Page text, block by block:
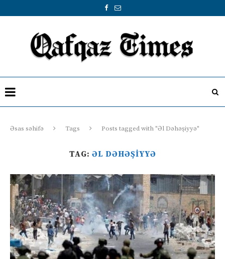
Əsas səhifə Tags Posts tagged with "Əl Dəhəşiyyə"
TAG: ƏL DƏHƏŞIYYƏ